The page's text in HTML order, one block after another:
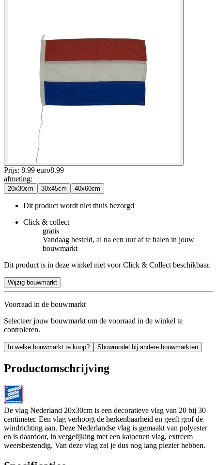
Prijs: 8.99 euro8.99
afmeting:
20x30cm 30x45cm 40x60cm
Dit product wordt niet thuis bezorgd
Click & collect
gratis
Vandaag besteld, al na een uur af te halen in jouw
bouwmarkt
Dit product is in deze winkel niet voor Click & Collect beschikbaar.
Wijzig bouwmarkt
Voorraad in de bouwmarkt
Selecteer jouw bouwmarkt om de voorraad in de winkel te
controleren.
In welke bouwmarkt te koop? Showmodel bij andere bouwmarkten
Productomschrijving
De vlag Nederland 20x30cm is een decoratieve vlag van 20 bij 30
centimeter. Een vlag verhoogt de herkenbaarheid en geeft grof de
windrichting aan. Deze Nederlandse vlag is gemaakt van polyester
en is daardoor, in vergelijking met een katoenen vlag, extreem
weersbestendig. Van deze vlag zal je dus nog lang plezier hebben.